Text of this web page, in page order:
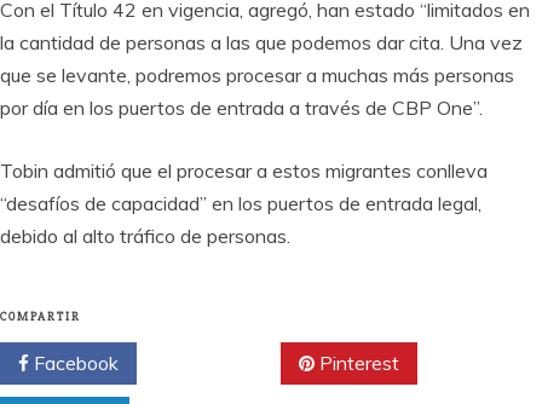
Con el Título 42 en vigencia, agregó, han estado “limitados en
la cantidad de personas a las que podemos dar cita. Una vez
que se levante, podremos procesar a muchas más personas
por día en los puertos de entrada a través de CBP One”.
Tobin admitió que el procesar a estos migrantes conlleva
“desafíos de capacidad” en los puertos de entrada legal,
debido al alto tráfico de personas.
COMPARTIR
Facebook Pinterest